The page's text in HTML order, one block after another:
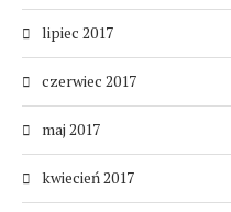
lipiec 2017
czerwiec 2017
maj 2017
kwiecień 2017